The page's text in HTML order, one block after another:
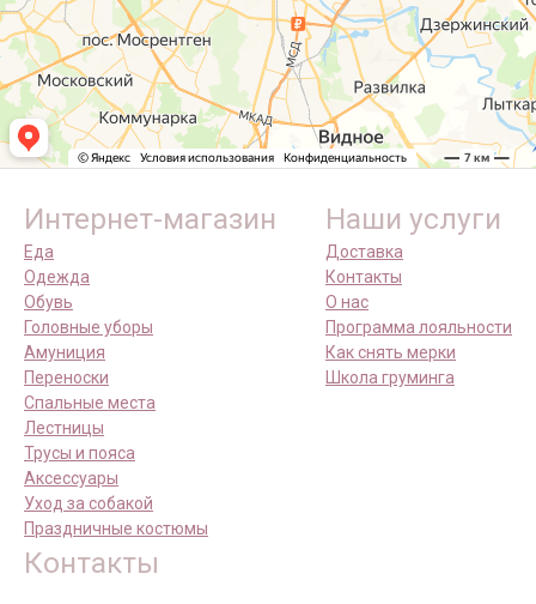
Интернет-магазин
Еда
Одежда
Обувь
Головные уборы
Амуниция
Переноски
Спальные места
Лестницы
Трусы и пояса
Аксессуары
Уход за собакой
Праздничные костюмы
Наши услуги
Доставка
Контакты
О нас
Программа лояльности
Как снять мерки
Школа груминга
Контакты